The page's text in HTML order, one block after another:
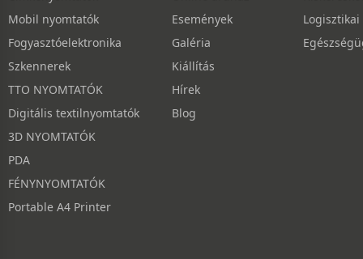
Mobil nyomtatók
Fogyasztóelektronika
Szkennerek
TTO NYOMTATÓK
Digitális textilnyomtatók
3D NYOMTATÓK
PDA
FÉNYNYOMTATÓK
Portable A4 Printer
Események
Galéria
Kiállítás
Hírek
Blog